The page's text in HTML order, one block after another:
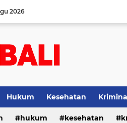
2026
Hukum Kesehatan
hukum kesehatan